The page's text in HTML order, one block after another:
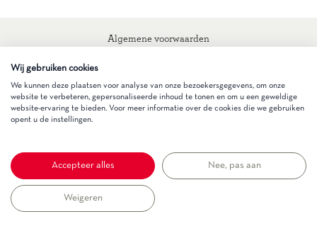
Gezinnig
Algemene voorwaarden
Wij gebruiken cookies
We kunnen deze plaatsen voor analyse van onze bezoekersgegevens, om onze
website te verbeteren, gepersonaliseerde inhoud te tonen en om u een geweldige
website-ervaring te bieden. Voor meer informatie over de cookies die we gebruiken
opent u de instellingen.
Accepteer alles Nee, pas aan
Weigeren